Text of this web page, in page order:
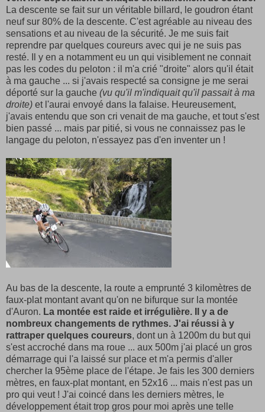
La descente se fait sur un véritable billard, le goudron étant
neuf sur 80% de la descente. C'est agréable au niveau des
sensations et au niveau de la sécurité. Je me suis fait
reprendre par quelques coureurs avec qui je ne suis pas
resté. Il y en a notamment eu un qui visiblement ne connait
pas les codes du peloton : il m'a crié "droite" alors qu'il était
à ma gauche ... si j'avais respecté sa consigne je me serai
déporté sur la gauche (vu qu'il m'indiquait qu'il passait à ma
droite) et l'aurai envoyé dans la falaise. Heureusement,
j'avais entendu que son cri venait de ma gauche, et tout s'est
bien passé ... mais par pitié, si vous ne connaissez pas le
langage du peloton, n'essayez pas d'en inventer un !
Au bas de la descente, la route a emprunté 3 kilomètres de
faux-plat montant avant qu'on ne bifurque sur la montée
d'Auron. La montée est raide et irrégulière. Il y a de
nombreux changements de rythmes. J'ai réussi à y
rattraper quelques coureurs, dont un à 1200m du but qui
s'est accroché dans ma roue ... aux 500m j'ai placé un gros
démarrage qui l'a laissé sur place et m'a permis d'aller
chercher la 95ème place de l'étape. Je fais les 300 derniers
mètres, en faux-plat montant, en 52x16 ... mais n'est pas un
pro qui veut ! J'ai coincé dans les derniers mètres, le
développement était trop gros pour moi après une telle